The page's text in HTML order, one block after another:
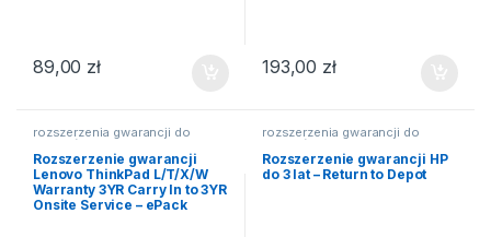
89,00 zł 193,00 zł
rozszerzenia gwarancji do
laptopów
Rozszerzenie gwarancji
Lenovo ThinkPad L/T/X/W
Warranty 3YR Carry In to 3YR
Onsite Service – ePack
rozszerzenia gwarancji do
laptopów
Rozszerzenie gwarancji HP
do 3 lat – Return to Depot